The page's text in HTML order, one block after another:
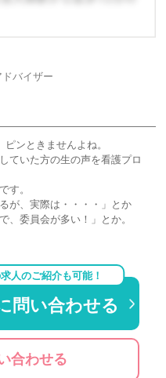
バイザー
ンときませんよね。
ていた方の生の声を看護プロ
す。
が、実際は・・・・」とか
、委員会が多い！」とか。
人のご紹介も可能！
問い合わせる
合わせる